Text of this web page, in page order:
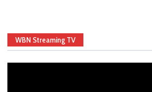
WBN Streaming TV